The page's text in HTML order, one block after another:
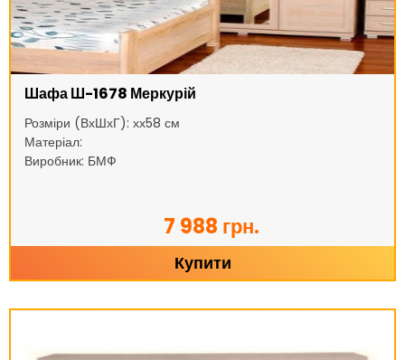
Шафа Ш-1678 Меркурій
Розміри (ВхШхГ): хх58 см
Матеріал:
Виробник: БМФ
7 988 грн.
Купити